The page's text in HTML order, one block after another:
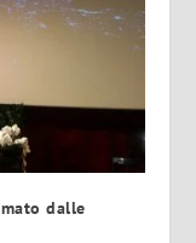
dalle